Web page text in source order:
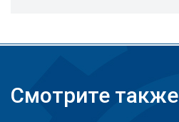
Смотрите также